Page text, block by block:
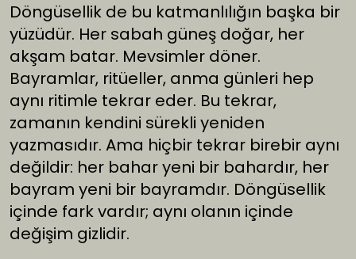
Döngüsellik de bu katmanlılığın başka bir
yüzüdür. Her sabah güneş doğar, her
akşam batar. Mevsimler döner.
Bayramlar, ritüeller, anma günleri hep
aynı ritimle tekrar eder. Bu tekrar,
zamanın kendini sürekli yeniden
yazmasıdır. Ama hiçbir tekrar birebir aynı
değildir: her bahar yeni bir bahardır, her
bayram yeni bir bayramdır. Döngüsellik
içinde fark vardır; aynı olanın içinde
değişim gizlidir.